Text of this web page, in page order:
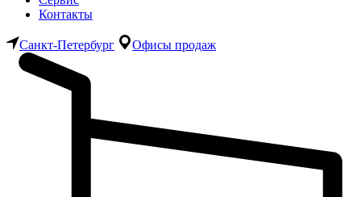
Контакты
Санкт-Петербург Офисы продаж